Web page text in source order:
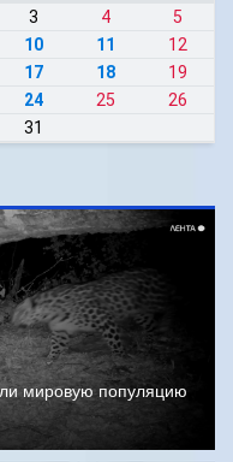
3 4
5
10 11
12
17 18
19
24 25
26
31
мировую популяцию